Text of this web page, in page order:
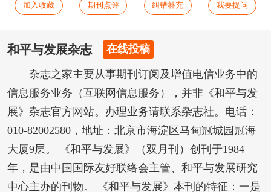
加入收藏 期刊点评 纠错补充 我要提问
和平与发展杂志 在线投稿
杂志之家主要从事期刊订阅及增值电信业务中的
信息服务业务（互联网信息服务），并非《和平与发
展》杂志官方网站。办理业务请联系杂志社。电话：
010-82002580，地址：北京市海淀区马甸冠城园冠海
大厦9层。 《和平与发展》（双月刊）创刊于1984
年，是由中国国际友好联络会主管、和平与发展研究
中心主办的刊物。 《和平与发展》本刊的特征：一是